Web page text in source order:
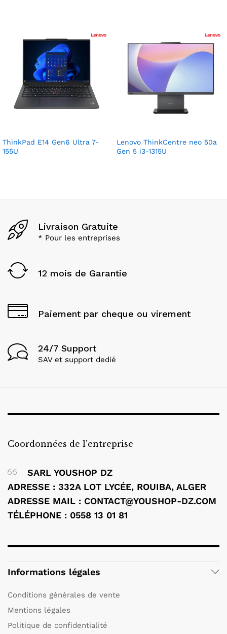
ThinkPad E14 Gen6 Ultra 7-
155U
Lenovo ThinkCentre neo 50a
Gen 5 i3-1315U
Livraison Gratuite
* Pour les entreprises
12 mois de Garantie
Paiement par cheque ou virement
24/7 Support
SAV et support dedié
Coordonnées de l'entreprise
SARL YOUSHOP DZ
ADRESSE : 332A LOT LYCÉE, ROUIBA, ALGER
ADRESSE MAIL : CONTACT@YOUSHOP-DZ.COM
TÉLÉPHONE : 0558 13 01 81
Informations légales
Conditions générales de vente
Mentions légales
Politique de confidentialité